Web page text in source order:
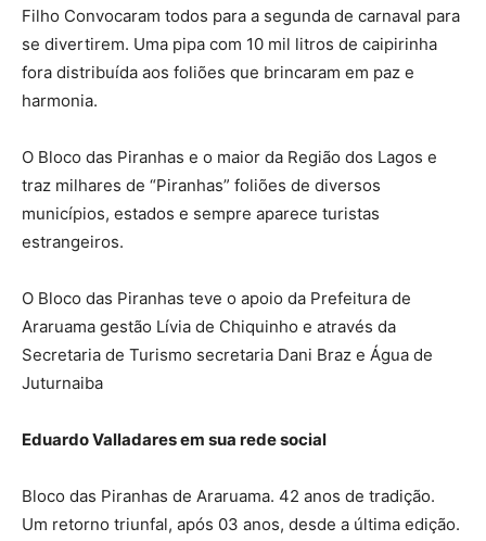
Filho Convocaram todos para a segunda de carnaval para
se divertirem. Uma pipa com 10 mil litros de caipirinha
fora distribuída aos foliões que brincaram em paz e
harmonia.
O Bloco das Piranhas e o maior da Região dos Lagos e
traz milhares de “Piranhas” foliões de diversos
municípios, estados e sempre aparece turistas
estrangeiros.
O Bloco das Piranhas teve o apoio da Prefeitura de
Araruama gestão Lívia de Chiquinho e através da
Secretaria de Turismo secretaria Dani Braz e Água de
Juturnaiba
Eduardo Valladares em sua rede social
Bloco das Piranhas de Araruama. 42 anos de tradição.
Um retorno triunfal, após 03 anos, desde a última edição.